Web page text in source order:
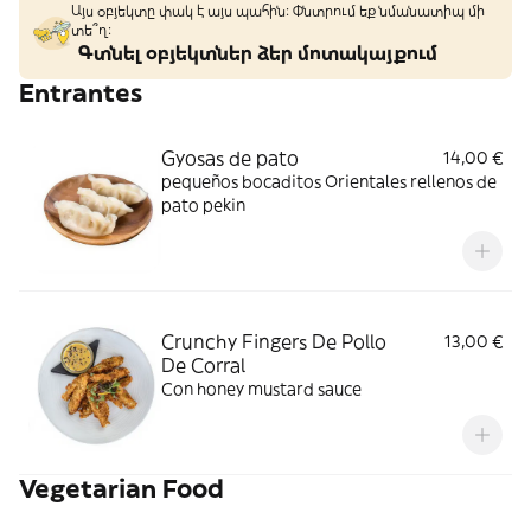
Այս օբյեկտը փակ է այս պահին: Փնտրում եք նմանատիպ մի
տե՞ղ։
Գտնել օբյեկտներ ձեր մոտակայքում
Entrantes
Gyosas de pato
14,00 €
pequeños bocaditos Orientales rellenos de
pato pekin
Crunchy Fingers De Pollo
De Corral
13,00 €
Con honey mustard sauce
Vegetarian Food